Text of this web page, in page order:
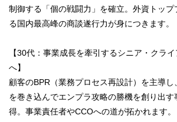
制御する「個の戦闘力」を確立。外資トップ
る国内最高峰の商談遂行力が身につきます。
【30代：事業成長を牽引するシニア・クラ
へ】
顧客のBPR（業務プロセス再設計）を主導
を巻き込んでエンプラ攻略の勝機を創り出す
得。事業責任者やCCOへの道が拓かれます。